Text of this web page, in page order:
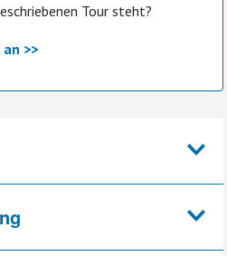
Tour steht?
>>